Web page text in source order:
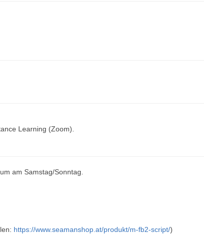
Learning (Zoom).
am Samstag/Sonntag.
https://www.seamanshop.at/produkt/m-fb2-script/)